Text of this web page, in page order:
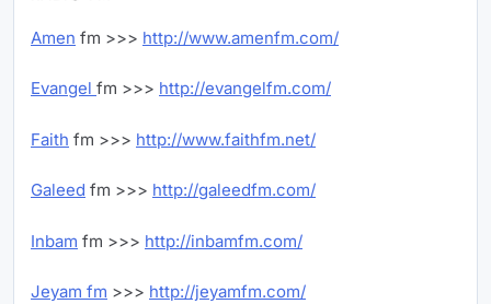
Amen fm >>> http://www.amenfm.com/
Evangel fm >>> http://evangelfm.com/
Faith fm >>> http://www.faithfm.net/
Galeed fm >>> http://galeedfm.com/
Inbam fm >>> http://inbamfm.com/
Jeyam fm >>> http://jeyamfm.com/